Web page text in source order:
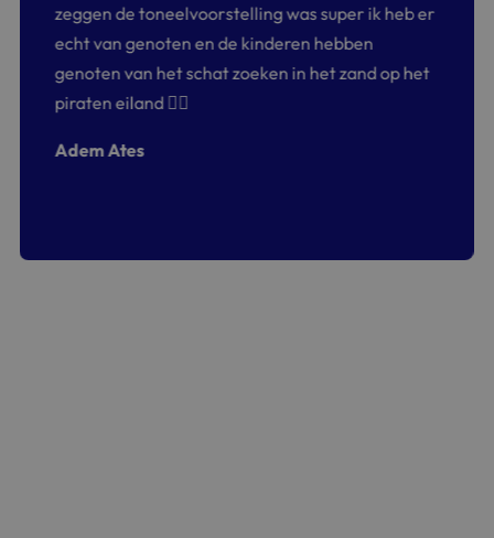
zeggen de toneelvoorstelling was super ik heb er
echt van genoten en de kinderen hebben
genoten van het schat zoeken in het zand op het
piraten eiland 👍🏻
Adem Ates